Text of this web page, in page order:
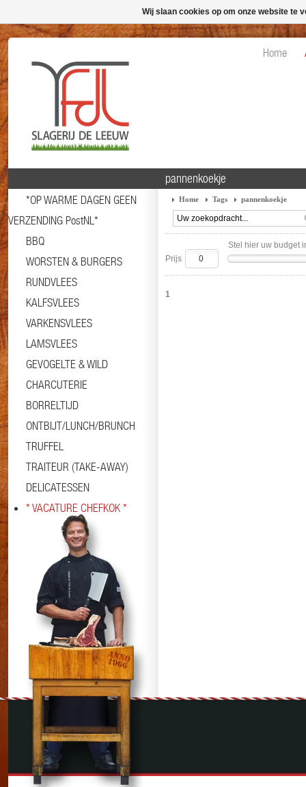
Home
*OP WARME DAGEN GEEN
VERZENDING PostNL*
BBQ
WORSTEN & BURGERS
RUNDVLEES
KALFSVLEES
VARKENSVLEES
LAMSVLEES
GEVOGELTE & WILD
CHARCUTERIE
BORRELTIJD
ONTBIJT/LUNCH/BRUNCH
TRUFFEL
TRAITEUR (TAKE-AWAY)
DELICATESSEN
* VACATURE CHEFKOK *
pannenkoekje
Home Tags pannenkoekje
Stel hier uw budget
Prijs
1
Wij slaan cookies op om onze website te